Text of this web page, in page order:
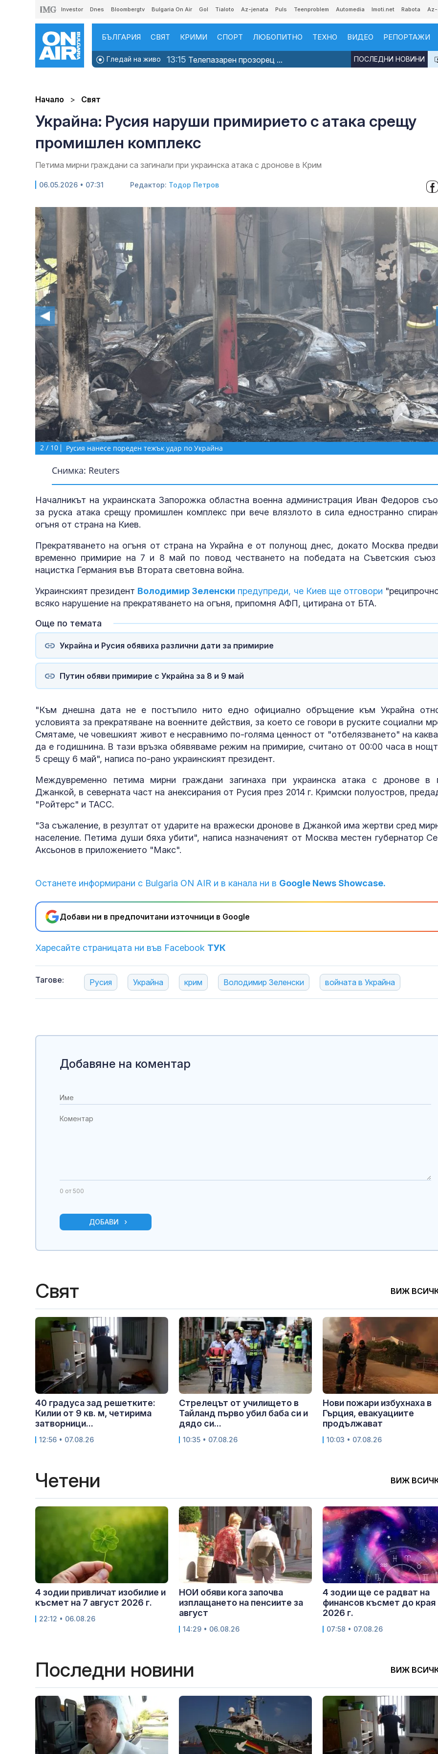
Investor Dnes Bloombergtv Bulgaria On Air Gol Tialoto Az-jenata Puls Teenproblem Automedia Imoti.net Rabota
БЪЛГАРИЯ СВЯТ КРИМИ СПОРТ ЛЮБОПИТНО ТЕХНО ВИДЕО РЕПОРТАЖИ
Гледай на живо 13:15 Телепазарен прозорец ... ПОСЛЕДНИ НОВИНИ
Начало Свят
Украйна: Русия наруши примирието с атака срещу
промишлен комплекс
Петима мирни граждани са загинали при украинска атака с дронове в Крим
06.05.2026 • 07:31 Редактор: Тодор Петров
2 / 10 Русия нанесе пореден тежък удар по Украйна
Снимка: Reuters
Началникът на украинската Запорожка областна военна администрация Иван Федоров
за руска атака срещу промишлен комплекс при вече влязлото в сила едностранно
огъня от страна на Киев.
Прекратяването на огъня от страна на Украйна е от полунощ днес, докато Москва
временно примирие на 7 и 8 май по повод честването на победата на Съветския
нацистка Германия във Втората световна война.
Украинският президент Володимир Зеленски предупреди, че Киев ще отговори
всяко нарушение на прекратяването на огъня, припомня АФП, цитирана от БТА.
Още по темата
Украйна и Русия обявиха различни дати за примирие
Путин обяви примирие с Украйна за 8 и 9 май
"Към днешна дата не е постъпило нито едно официално обръщение към Украйна
условията за прекратяване на военните действия, за което се говори в руските социални
Смятаме, че човешкият живот е несравнимо по-голяма ценност от "отбелязването" на
да е годишнина. В тази връзка обявяваме режим на примирие, считано от 00:00 часа в
5 срещу 6 май", написа по-рано украинският президент.
Междувременно петима мирни граждани загинаха при украинска атака с дронове в
Джанкой, в северната част на анексирания от Русия през 2014 г. Кримски полуостров,
"Ройтерс" и ТАСС.
"За съжаление, в резултат от ударите на вражески дронове в Джанкой има жертви сред
население. Петима души бяха убити", написа назначеният от Москва местен губернатор
Аксьонов в приложението "Макс".
Останете информирани с Bulgaria ON AIR и в канала ни в Google News Showcase.
Добави ни в предпочитани източници в Google
Харесайте страницата ни във Facebook ТУК
Тагове: Русия Украйна крим Володимир Зеленски войната в Украйна
Иззетият
(ВИДЕО)
удариха се в
(СНИМКИ)
министър: Не
Добавяне на коментар
0 от 500
ДОБАВИ
Свят ВИЖ
40 градуса зад решетките:
Килии от 9 кв. м, четирима
затворници...
12:56 • 07.08.26
Стрелецът от училището в
Тайланд първо убил баба си и
дядо си...
10:35 • 07.08.26
Нови пожари избухнаха в
Гърция, евакуациите
продължават
10:03 • 07.08.26
Четени ВИЖ
4 зодии привличат изобилие и
късмет на 7 август 2026 г.
22:12 • 06.08.26
НОИ обяви кога започва
изплащането на пенсиите за
август
14:29 • 06.08.26
4 зодии ще се радват на
финансов късмет до края
2026 г.
07:58 • 07.08.26
Последни новини ВИЖ